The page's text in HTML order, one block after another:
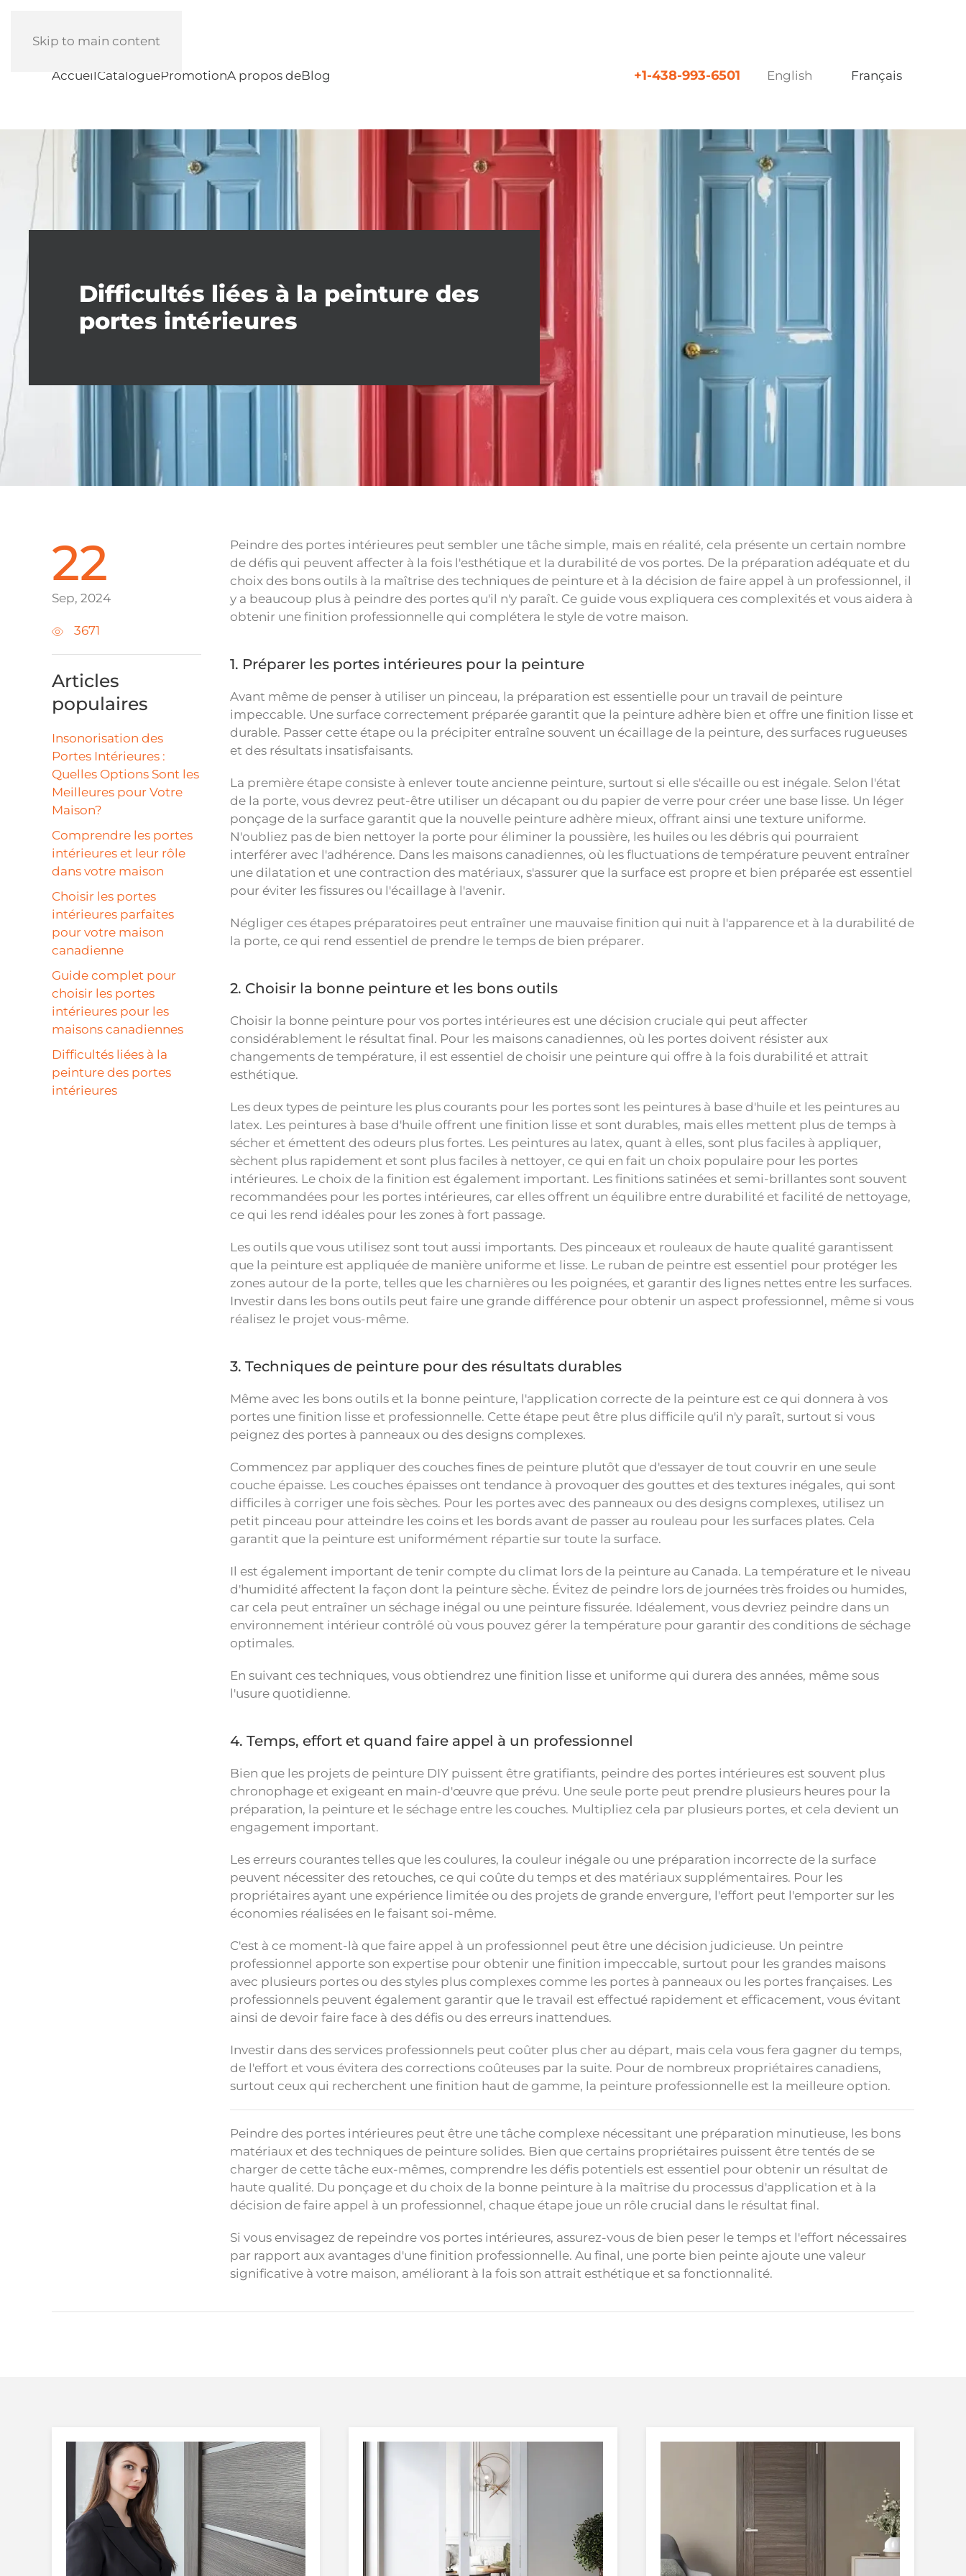
Skip to main content
AccueilCataloguePromotionA propos deBlog +1-438-993-6501 English Français
Difficultés liées à la peinture des
portes intérieures
22
Sep, 2024
3671
Articles
populaires
Insonorisation des
Portes Intérieures :
Quelles Options Sont les
Meilleures pour Votre
Maison?
Comprendre les portes
intérieures et leur rôle
dans votre maison
Choisir les portes
intérieures parfaites
pour votre maison
canadienne
Guide complet pour
choisir les portes
intérieures pour les
maisons canadiennes
Difficultés liées à la
peinture des portes
intérieures
Peindre des portes intérieures peut sembler une tâche simple, mais en réalité, cela présente un certain nombre
de défis qui peuvent affecter à la fois l'esthétique et la durabilité de vos portes. De la préparation adéquate et du
choix des bons outils à la maîtrise des techniques de peinture et à la décision de faire appel à un professionnel, il
y a beaucoup plus à peindre des portes qu'il n'y paraît. Ce guide vous expliquera ces complexités et vous aidera à
obtenir une finition professionnelle qui complétera le style de votre maison.
1. Préparer les portes intérieures pour la peinture
Avant même de penser à utiliser un pinceau, la préparation est essentielle pour un travail de peinture
impeccable. Une surface correctement préparée garantit que la peinture adhère bien et offre une finition lisse et
durable. Passer cette étape ou la précipiter entraîne souvent un écaillage de la peinture, des surfaces rugueuses
et des résultats insatisfaisants.
La première étape consiste à enlever toute ancienne peinture, surtout si elle s'écaille ou est inégale. Selon l'état
de la porte, vous devrez peut-être utiliser un décapant ou du papier de verre pour créer une base lisse. Un léger
ponçage de la surface garantit que la nouvelle peinture adhère mieux, offrant ainsi une texture uniforme.
N'oubliez pas de bien nettoyer la porte pour éliminer la poussière, les huiles ou les débris qui pourraient
interférer avec l'adhérence. Dans les maisons canadiennes, où les fluctuations de température peuvent entraîner
une dilatation et une contraction des matériaux, s'assurer que la surface est propre et bien préparée est essentiel
pour éviter les fissures ou l'écaillage à l'avenir.
Négliger ces étapes préparatoires peut entraîner une mauvaise finition qui nuit à l'apparence et à la durabilité de
la porte, ce qui rend essentiel de prendre le temps de bien préparer.
2. Choisir la bonne peinture et les bons outils
Choisir la bonne peinture pour vos portes intérieures est une décision cruciale qui peut affecter
considérablement le résultat final. Pour les maisons canadiennes, où les portes doivent résister aux
changements de température, il est essentiel de choisir une peinture qui offre à la fois durabilité et attrait
esthétique.
Les deux types de peinture les plus courants pour les portes sont les peintures à base d'huile et les peintures au
latex. Les peintures à base d'huile offrent une finition lisse et sont durables, mais elles mettent plus de temps à
sécher et émettent des odeurs plus fortes. Les peintures au latex, quant à elles, sont plus faciles à appliquer,
sèchent plus rapidement et sont plus faciles à nettoyer, ce qui en fait un choix populaire pour les portes
intérieures. Le choix de la finition est également important. Les finitions satinées et semi-brillantes sont souvent
recommandées pour les portes intérieures, car elles offrent un équilibre entre durabilité et facilité de nettoyage,
ce qui les rend idéales pour les zones à fort passage.
Les outils que vous utilisez sont tout aussi importants. Des pinceaux et rouleaux de haute qualité garantissent
que la peinture est appliquée de manière uniforme et lisse. Le ruban de peintre est essentiel pour protéger les
zones autour de la porte, telles que les charnières ou les poignées, et garantir des lignes nettes entre les surfaces.
Investir dans les bons outils peut faire une grande différence pour obtenir un aspect professionnel, même si vous
réalisez le projet vous-même.
3. Techniques de peinture pour des résultats durables
Même avec les bons outils et la bonne peinture, l'application correcte de la peinture est ce qui donnera à vos
portes une finition lisse et professionnelle. Cette étape peut être plus difficile qu'il n'y paraît, surtout si vous
peignez des portes à panneaux ou des designs complexes.
Commencez par appliquer des couches fines de peinture plutôt que d'essayer de tout couvrir en une seule
couche épaisse. Les couches épaisses ont tendance à provoquer des gouttes et des textures inégales, qui sont
difficiles à corriger une fois sèches. Pour les portes avec des panneaux ou des designs complexes, utilisez un
petit pinceau pour atteindre les coins et les bords avant de passer au rouleau pour les surfaces plates. Cela
garantit que la peinture est uniformément répartie sur toute la surface.
Il est également important de tenir compte du climat lors de la peinture au Canada. La température et le niveau
d'humidité affectent la façon dont la peinture sèche. Évitez de peindre lors de journées très froides ou humides,
car cela peut entraîner un séchage inégal ou une peinture fissurée. Idéalement, vous devriez peindre dans un
environnement intérieur contrôlé où vous pouvez gérer la température pour garantir des conditions de séchage
optimales.
En suivant ces techniques, vous obtiendrez une finition lisse et uniforme qui durera des années, même sous
l'usure quotidienne.
4. Temps, effort et quand faire appel à un professionnel
Bien que les projets de peinture DIY puissent être gratifiants, peindre des portes intérieures est souvent plus
chronophage et exigeant en main-d'œuvre que prévu. Une seule porte peut prendre plusieurs heures pour la
préparation, la peinture et le séchage entre les couches. Multipliez cela par plusieurs portes, et cela devient un
engagement important.
Les erreurs courantes telles que les coulures, la couleur inégale ou une préparation incorrecte de la surface
peuvent nécessiter des retouches, ce qui coûte du temps et des matériaux supplémentaires. Pour les
propriétaires ayant une expérience limitée ou des projets de grande envergure, l'effort peut l'emporter sur les
économies réalisées en le faisant soi-même.
C'est à ce moment-là que faire appel à un professionnel peut être une décision judicieuse. Un peintre
professionnel apporte son expertise pour obtenir une finition impeccable, surtout pour les grandes maisons
avec plusieurs portes ou des styles plus complexes comme les portes à panneaux ou les portes françaises. Les
professionnels peuvent également garantir que le travail est effectué rapidement et efficacement, vous évitant
ainsi de devoir faire face à des défis ou des erreurs inattendues.
Investir dans des services professionnels peut coûter plus cher au départ, mais cela vous fera gagner du temps,
de l'effort et vous évitera des corrections coûteuses par la suite. Pour de nombreux propriétaires canadiens,
surtout ceux qui recherchent une finition haut de gamme, la peinture professionnelle est la meilleure option.
Peindre des portes intérieures peut être une tâche complexe nécessitant une préparation minutieuse, les bons
matériaux et des techniques de peinture solides. Bien que certains propriétaires puissent être tentés de se
charger de cette tâche eux-mêmes, comprendre les défis potentiels est essentiel pour obtenir un résultat de
haute qualité. Du ponçage et du choix de la bonne peinture à la maîtrise du processus d'application et à la
décision de faire appel à un professionnel, chaque étape joue un rôle crucial dans le résultat final.
Si vous envisagez de repeindre vos portes intérieures, assurez-vous de bien peser le temps et l'effort nécessaires
par rapport aux avantages d'une finition professionnelle. Au final, une porte bien peinte ajoute une valeur
significative à votre maison, améliorant à la fois son attrait esthétique et sa fonctionnalité.